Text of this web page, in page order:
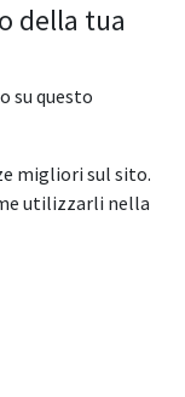
della tua
su questo
migliori sul sito.
utilizzarli nella